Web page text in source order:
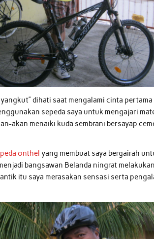
dihati saat mengalami cinta pertama
sepeda saya untuk mengajari
akan menaiki kuda sembrani bersayap
onthelyang membuat saya bergairah
bangsawan Belanda ningrat
itu saya merasakan sensasi serta